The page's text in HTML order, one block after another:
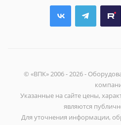
© «ВПК» 2006 - 2026 -
Указанные на сайте цены,
являются
Для уточнения информации,